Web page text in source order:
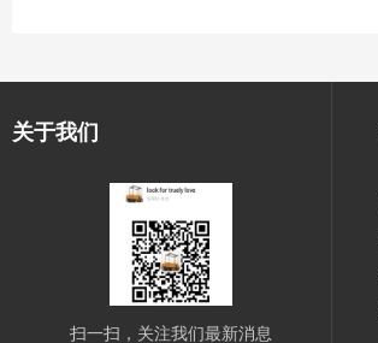
关于我们
扫一扫，关注我们最新消息